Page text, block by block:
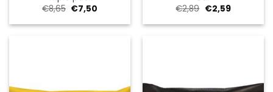
€8,65 Oorspronkelijke
prijs
was:
€7,50
is:
€2,89 Oorspronkelijke
prijs
was:
€2,59Huidige
is: